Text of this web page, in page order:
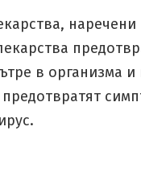
наречени
в организма и